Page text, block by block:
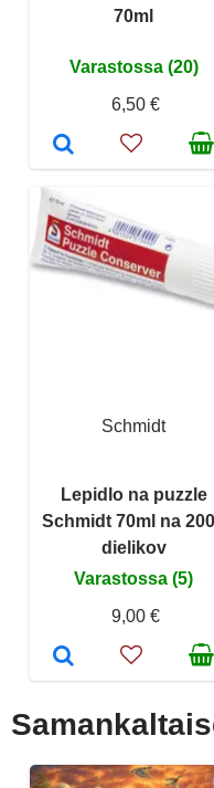
70ml
Varastossa (20)
6,50 €
Schmidt
Lepidlo na puzzle
Schmidt 70ml na
dielikov
Varastossa (5)
9,00 €